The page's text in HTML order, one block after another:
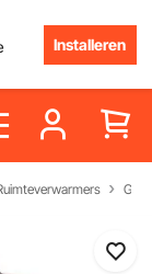
Installeren